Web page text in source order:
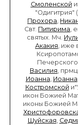
Смоленской
"Одигитрия"
Прохора,
Свт. Питирима,
святых. Мч.
Акакия, иже
Василия,
Иоанна, Иоанна
Костромской
икон Божией
иконы Божией
Шуйская,